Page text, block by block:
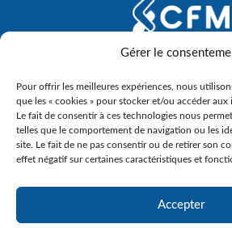
Gérer le
Pour offrir les meilleures expériences, nous
que les « cookies » pour stocker et/ou accéder aux
Le fait de consentir à ces technologies nous
telles que le comportement de navigation ou les
site. Le fait de ne pas consentir ou de retirer son
effet négatif sur certaines caractéristiques et
Accepter